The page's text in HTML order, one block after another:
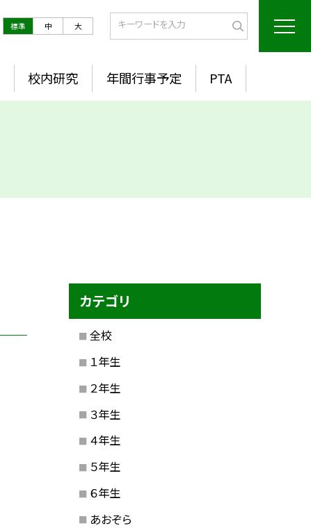
標準 中 大
校内研究 年間行事予定 PTA
カテゴリ
全校
１年生
２年生
３年生
４年生
５年生
６年生
あおぞら